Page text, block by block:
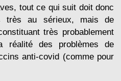
tout ce qui suit doit donc
très au sérieux, mais de
très probablement
réalité des problèmes de
anti-covid (comme pour